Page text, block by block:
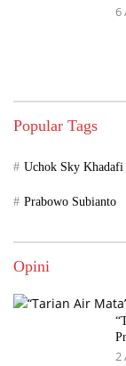
6
Popular Tags
Uchok Sky Khadafi
Prabowo Subianto
Opini
2